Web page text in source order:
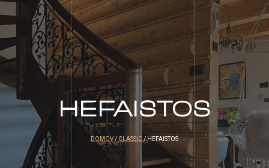
HEFAISTOS
DOMOV/CLASSIC/ HEFAISTOS